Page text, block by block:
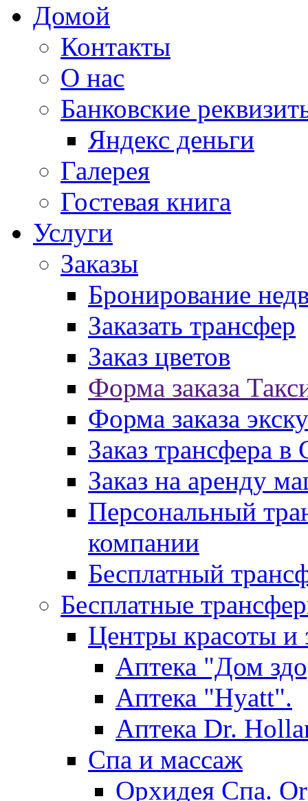
Домой
Контакты
О нас
Банковские
Яндекс деньги
Галерея
Гостевая книга
Услуги
Заказы
Бронирование
Заказать трансфер
Заказ цветов
Форма заказа
Форма заказа
Заказ трансфера
Заказ на аренду
Персональный
компании
Бесплатный
Бесплатные
Центры красоты и
Аптека "Дом
Аптека "Hyatt".
Аптека Dr.
Спа и массаж
Орхидея Спа.